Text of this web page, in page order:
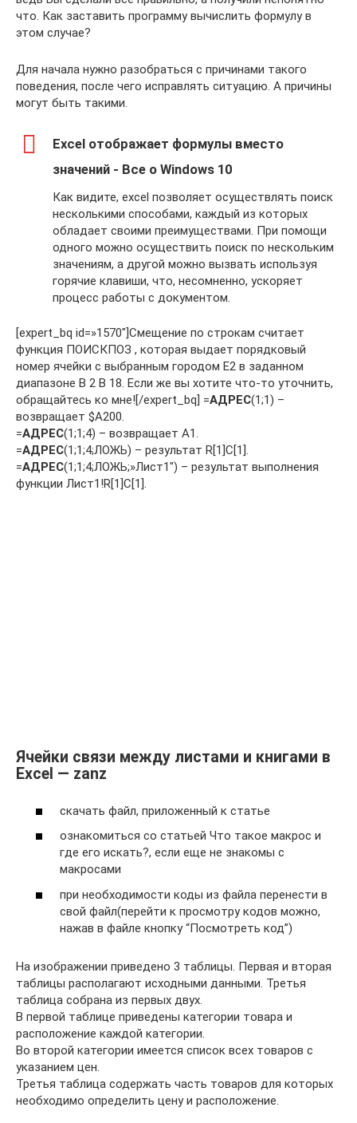
что. Как заставить программу вычислить формулу в
этом случае?
Для начала нужно разобраться с причинами такого
поведения, после чего исправлять ситуацию. А причины
могут быть такими.
Excel отображает формулы вместо
значений - Все о Windows 10
Как видите, excel позволяет осуществлять поиск
несколькими способами, каждый из которых
обладает своими преимуществами. При помощи
одного можно осуществить поиск по нескольким
значениям, а другой можно вызвать используя
горячие клавиши, что, несомненно, ускоряет
процесс работы с документом.
[expert_bq id=»1570″]Смещение по строкам считает
функция ПОИСКПОЗ , которая выдает порядковый
номер ячейки с выбранным городом E2 в заданном
диапазоне B 2 B 18. Если же вы хотите что-то уточнить,
обращайтесь ко мне![/expert_bq] =АДРЕС(1;1) –
возвращает $A200.
=АДРЕС(1;1;4) – возвращает A1.
=АДРЕС(1;1;4;ЛОЖЬ) – результат R[1]C[1].
=АДРЕС(1;1;4;ЛОЖЬ;»Лист1″) – результат выполнения
функции Лист1!R[1]C[1].
Ячейки связи между листами и книгами в
Excel — zanz
скачать файл, приложенный к статье
ознакомиться со статьей Что такое макрос и
где его искать?, если еще не знакомы с
макросами
при необходимости коды из файла перенести в
свой файл(перейти к просмотру кодов можно,
нажав в файле кнопку “Посмотреть код”)
На изображении приведено 3 таблицы. Первая и вторая
таблицы располагают исходными данными. Третья
таблица собрана из первых двух.
В первой таблице приведены категории товара и
расположение каждой категории.
Во второй категории имеется список всех товаров с
указанием цен.
Третья таблица содержать часть товаров для которых
необходимо определить цену и расположение.